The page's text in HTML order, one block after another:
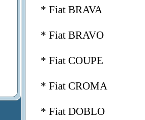
* Fiat BRAVA
* Fiat BRAVO
* Fiat COUPE
* Fiat CROMA
* Fiat DOBLO